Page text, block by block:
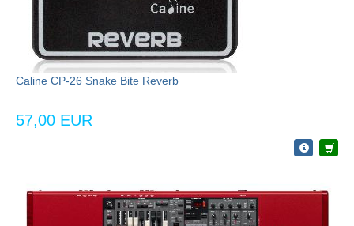
Caline CP-26 Snake Bite Reverb
57,00 EUR